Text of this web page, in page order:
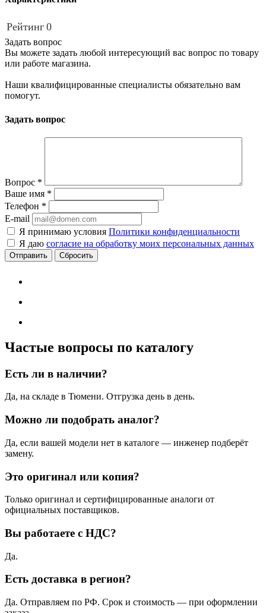
Рейтинг 0
Задать вопрос
Вы можете задать любой интересующий вас вопрос по товару
или работе магазина.
Наши квалифицированные специалисты обязательно вам
помогут.
Задать вопрос
Вопрос *
Ваше имя *
Телефон *
E-mail
Я принимаю условия Политики конфиденциальности
Я даю согласие на обработку моих персональных данных
Сбросить
Частые вопросы по каталогу
Есть ли в наличии?
Да, на складе в Тюмени. Отгрузка день в день.
Можно ли подобрать аналог?
Да, если вашей модели нет в каталоге — инженер подберёт
замену.
Это оригинал или копия?
Только оригинал и сертифицированные аналоги от
официальных поставщиков.
Вы работаете с НДС?
Да.
Есть доставка в регион?
Да. Отправляем по РФ. Срок и стоимость — при оформлении